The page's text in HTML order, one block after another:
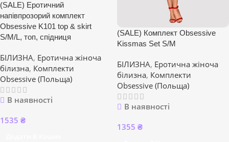
(SALE) Еротичний
напівпрозорий комплект
Obsessive K101 top & skirt
S/M/L, топ, спідниця
БІЛИЗНА, Еротична жіноча
білизна, Комплекти
Obsessive (Польща)
В наявності
1535 ₴
(SALE) Комплект Obsessive
Kissmas Set S/M
БІЛИЗНА, Еротична жіноча
білизна, Комплекти
Obsessive (Польща)
В наявності
1355 ₴